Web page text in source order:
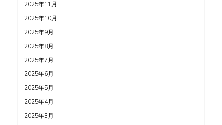
2025年11月
2025年10月
2025年9月
2025年8月
2025年7月
2025年6月
2025年5月
2025年4月
2025年3月